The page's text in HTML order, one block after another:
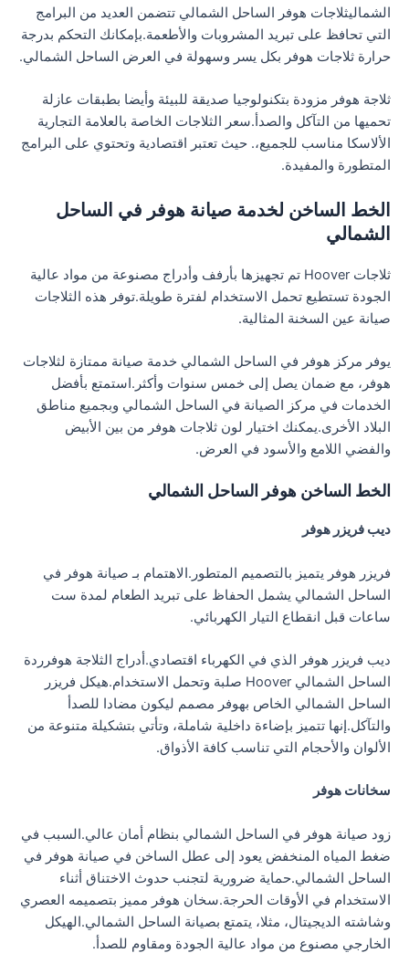
الشماليثلاجات هوفر الساحل الشمالي تتضمن العديد من البرامج
التي تحافظ على تبريد المشروبات والأطعمة.بإمكانك التحكم بدرجة
حرارة ثلاجات هوفر بكل يسر وسهولة في العرض الساحل الشمالي.
ثلاجة هوفر مزودة بتكنولوجيا صديقة للبيئة وأيضا بطبقات عازلة
تحميها من التآكل والصدأ.سعر الثلاجات الخاصة بالعلامة التجارية
الألاسكا مناسب للجميع،. حيث تعتبر اقتصادية وتحتوي على البرامج
المتطورة والمفيدة.
الخط الساخن لخدمة صيانة هوفر في الساحل
الشمالي
ثلاجات Hoover تم تجهيزها بأرفف وأدراج مصنوعة من مواد عالية
الجودة تستطيع تحمل الاستخدام لفترة طويلة.توفر هذه الثلاجات
صيانة عين السخنة المثالية.
يوفر مركز هوفر في الساحل الشمالي خدمة صيانة ممتازة لثلاجات
هوفر، مع ضمان يصل إلى خمس سنوات وأكثر.استمتع بأفضل
الخدمات في مركز الصيانة في الساحل الشمالي وبجميع مناطق
البلاد الأخرى.يمكنك اختيار لون ثلاجات هوفر من بين الأبيض
والفضي اللامع والأسود في العرض.
الخط الساخن هوفر الساحل الشمالي
ديب فريزر هوفر
فريزر هوفر يتميز بالتصميم المتطور.الاهتمام بـ صيانة هوفر في
الساحل الشمالي يشمل الحفاظ على تبريد الطعام لمدة ست
ساعات قبل انقطاع التيار الكهربائي.
ديب فريزر هوفر الذي في الكهرباء اقتصادي.أدراج الثلاجة هوفرردة
الساحل الشمالي Hoover صلبة وتحمل الاستخدام.هيكل فريزر
الساحل الشمالي الخاص بهوفر مصمم ليكون مضادا للصدأ
والتآكل.إنها تتميز بإضاءة داخلية شاملة، وتأتي بتشكيلة متنوعة من
الألوان والأحجام التي تناسب كافة الأذواق.
سخانات هوفر
زود صيانة هوفر في الساحل الشمالي بنظام أمان عالي.السبب في
ضغط المياه المنخفض يعود إلى عطل الساخن في صيانة هوفر في
الساحل الشمالي.حماية ضرورية لتجنب حدوث الاختناق أثناء
الاستخدام في الأوقات الحرجة.سخان هوفر مميز بتصميمه العصري
وشاشته الديجيتال، مثلا، يتمتع بصيانة الساحل الشمالي.الهيكل
الخارجي مصنوع من مواد عالية الجودة ومقاوم للصدأ.